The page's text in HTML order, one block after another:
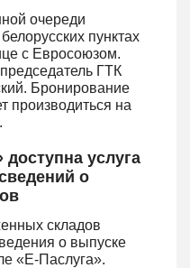
очереди
пунктах
с Евросоюзом.
ГТК
Бронирование
производиться на
доступна услуга
о
складов
о выпуске
«Е-Паслуга».